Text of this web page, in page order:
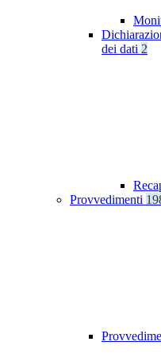
dei dati 2
Provvedimenti